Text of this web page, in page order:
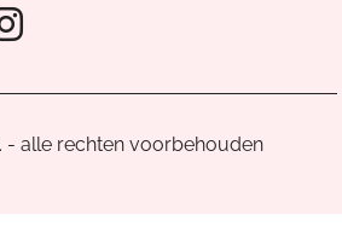
van Cvandaag
Cvandaag
Instagram van
- alle rechten voorbehouden